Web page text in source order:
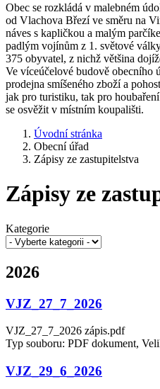
Obec se rozkládá v malebném
od Vlachova Březí ve směru na
náves s kapličkou a malým
padlým vojínům z 1. světové
375 obyvatel, z nichž většina
Ve víceúčelové budově obecního
prodejna smíšeného zboží a
jak pro turistiku, tak pro
se osvěžit v místním koupališti.
Úvodní stránka
Obecní úřad
Zápisy ze zastupitelstva
Zápisy ze
Kategorie
2026
VJZ_27_7_2026
VJZ_27_7_2026 zápis.pdf
Typ souboru: PDF dokument,
VJZ_29_6_2026